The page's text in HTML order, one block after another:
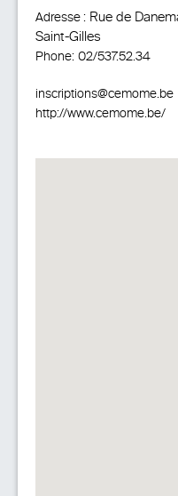
Adresse : Rue de
Saint-Gilles
Phone: 02/537.52.34
inscriptions@cemome.be
http://www.cemome.be/